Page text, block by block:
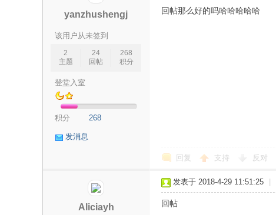
yanzhushengj
该用户从未签到
2
主题
24
回帖
268
积分
登堂入室
积分 268
发消息
回帖那么好的吗哈哈哈哈哈
回复 支持 反对
Aliciayh
发表于 2018-4-29 11:51:25
回帖